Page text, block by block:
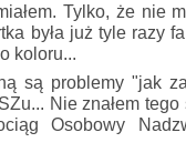
Tylko, że nie
była już tyle razy
koloru...
są problemy "jak
Nie znałem tego
Osobowy